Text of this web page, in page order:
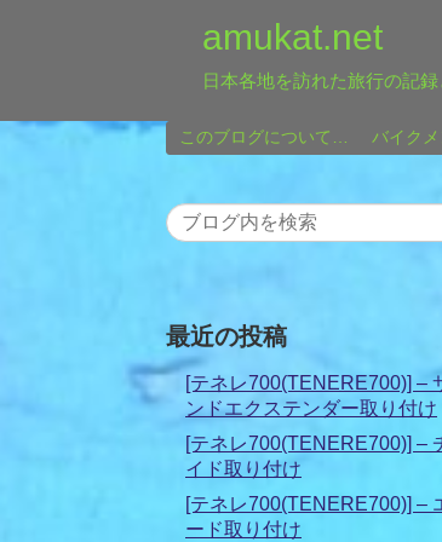
amukat.net
日本各地を訪れた旅行の記
このブログについて… バイク
最近の投稿
[テネレ700(TENERE700)] –
ンドエクステンダー取り付け
[テネレ700(TENERE700)] –
イド取り付け
[テネレ700(TENERE700)] –
ード取り付け